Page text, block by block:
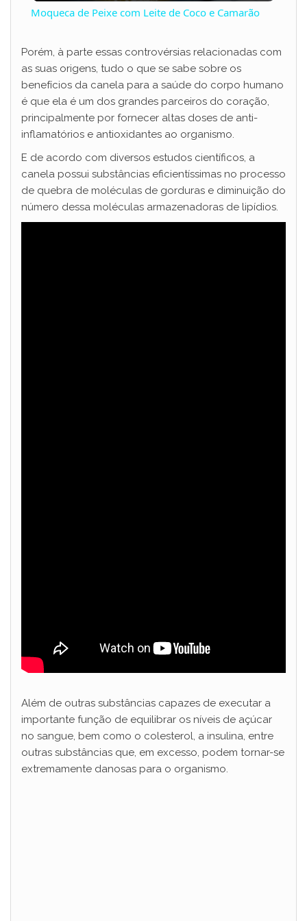
y
V
i
d
Moqueca de Peixe com Leite de Coco e Camarão
Porém, à parte essas controvérsias relacionadas com
as suas origens, tudo o que se sabe sobre os
benefícios da canela para a saúde do corpo humano
é que ela é um dos grandes parceiros do coração,
principalmente por fornecer altas doses de anti-
inflamatórios e antioxidantes ao organismo.
E de acordo com diversos estudos científicos, a
canela possui substâncias eficientíssimas no processo
de quebra de moléculas de gorduras e diminuição do
número dessa moléculas armazenadoras de lipídios.
Além de outras substâncias capazes de executar a
importante função de equilibrar os níveis de açúcar
no sangue, bem como o colesterol, a insulina, entre
outras substâncias que, em excesso, podem tornar-se
extremamente danosas para o organismo.